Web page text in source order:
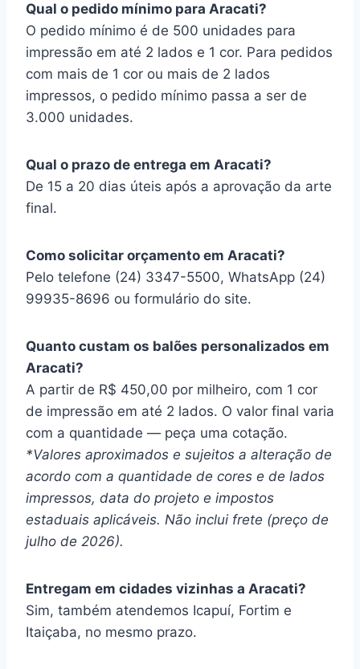
Qual o pedido mínimo para Aracati?
O pedido mínimo é de 500 unidades para
impressão em até 2 lados e 1 cor. Para pedidos
com mais de 1 cor ou mais de 2 lados
impressos, o pedido mínimo passa a ser de
3.000 unidades.
Qual o prazo de entrega em Aracati?
De 15 a 20 dias úteis após a aprovação da arte
final.
Como solicitar orçamento em Aracati?
Pelo telefone (24) 3347-5500, WhatsApp (24)
99935-8696 ou formulário do site.
Quanto custam os balões personalizados em
Aracati?
A partir de R$ 450,00 por milheiro, com 1 cor
de impressão em até 2 lados. O valor final varia
com a quantidade — peça uma cotação.
*Valores aproximados e sujeitos a alteração de
acordo com a quantidade de cores e de lados
impressos, data do projeto e impostos
estaduais aplicáveis. Não inclui frete (preço de
julho de 2026).
Entregam em cidades vizinhas a Aracati?
Sim, também atendemos Icapuí, Fortim e
Itaiçaba, no mesmo prazo.